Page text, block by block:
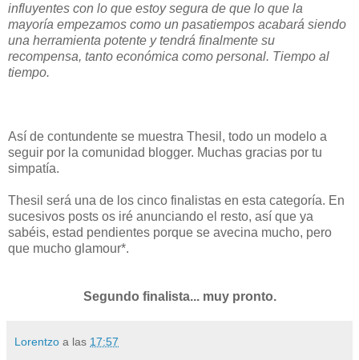
influyentes con lo que estoy segura de que lo que la
mayoría empezamos como un pasatiempos acabará siendo
una herramienta potente y tendrá finalmente su
recompensa, tanto económica como personal. Tiempo al
tiempo.
Así de contundente se muestra Thesil, todo un modelo a
seguir por la comunidad blogger. Muchas gracias por tu
simpatía.
Thesil será una de los cinco finalistas en esta categoría. En
sucesivos posts os iré anunciando el resto, así que ya
sabéis, estad pendientes porque se avecina mucho, pero
que mucho glamour*.
Segundo finalista... muy pronto.
Lorentzo a las 17:57